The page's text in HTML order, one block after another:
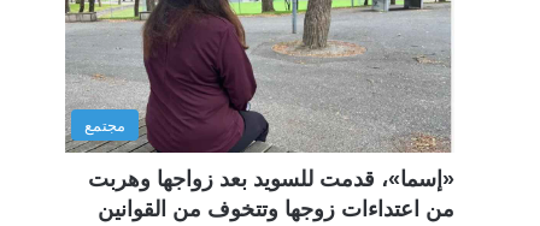
مجتمع
«إسما»، قدمت للسويد بعد زواجها وهربت
من اعتداءات زوجها وتتخوف من القوانين